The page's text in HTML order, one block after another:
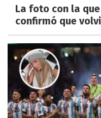
La foto con la
confirmó que